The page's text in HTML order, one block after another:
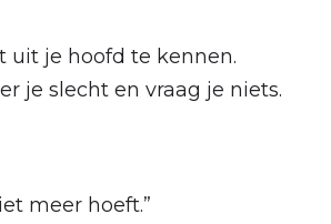
uit je hoofd te kennen.
je slecht en vraag je niets.
meer hoeft.”